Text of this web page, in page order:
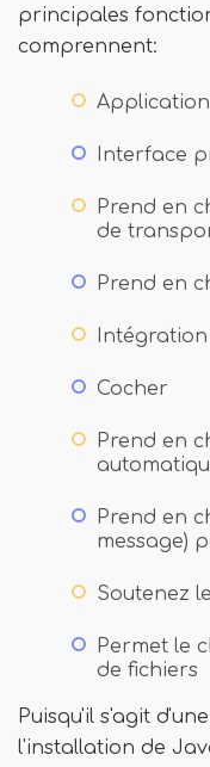
principales
comprennent:
Interface
Prend en
de
Prend en
Cocher
Prend en
Prend en
message)
Soutenez
Permet le
de fichiers
Puisqu'il s'agit
l'installation de